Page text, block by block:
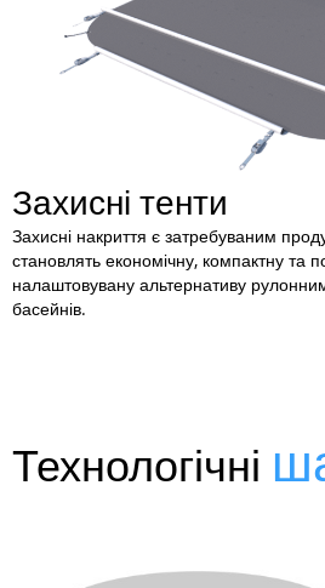
Захисні тенти
Захисні накриття є затребуваним
становлять економічну, компактну та
налаштовувану альтернативу
басейнів.
Технологічні